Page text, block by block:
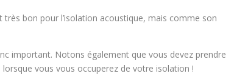
bon pour l’isolation acoustique, mais comme son
important. Notons également que vous devez prendre
vous vous occuperez de votre isolation !